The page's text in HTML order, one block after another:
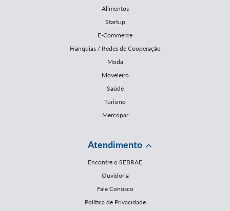
Alimentos
Startup
E-Commerce
Franquias / Redes de Cooperação
Moda
Moveleiro
Saúde
Turismo
Mercopar
Atendimento
Encontre o SEBRAE
Ouvidoria
Fale Conosco
Política de Privacidade